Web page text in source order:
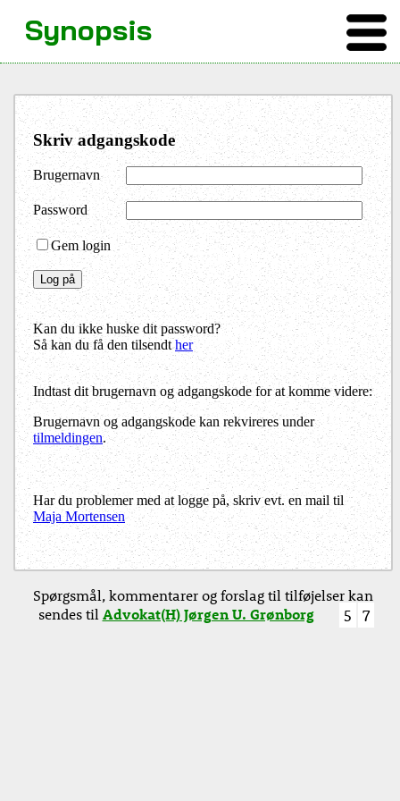
Skriv adgangskode
Brugernavn
Password
Gem login
Kan du ikke huske dit password?
Så kan du få den tilsendther
Indtast dit brugernavn og adgangskode for at komme videre:
Brugernavn og adgangskode kan rekvireres under
tilmeldingen.
Har du problemer med at logge på, skriv evt. en mail til
Maja Mortensen
Synopsis
Spørgsmål, kommentarer og forslag til tilføjelser kan
sendes tilAdvokat(H) Jørgen U. Grønborg 5 7